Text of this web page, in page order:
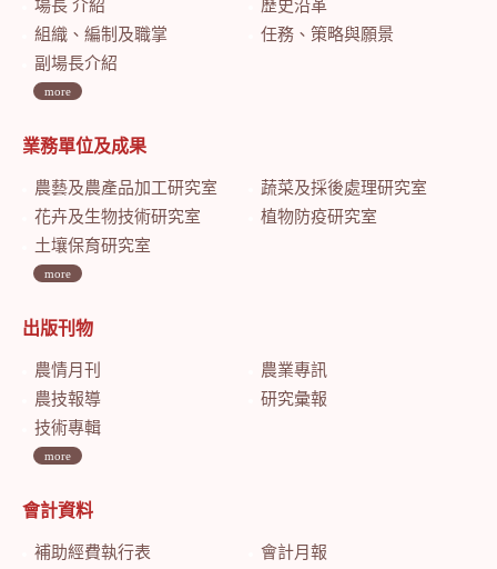
場長 介紹
歷史沿革
組織、編制及職掌
任務、策略與願景
副場長介紹
more
業務單位及成果
農藝及農產品加工研究室
蔬菜及採後處理研究室
花卉及生物技術研究室
植物防疫研究室
土壤保育研究室
more
出版刊物
農情月刊
農業專訊
農技報導
研究彙報
技術專輯
more
會計資料
補助經費執行表
會計月報